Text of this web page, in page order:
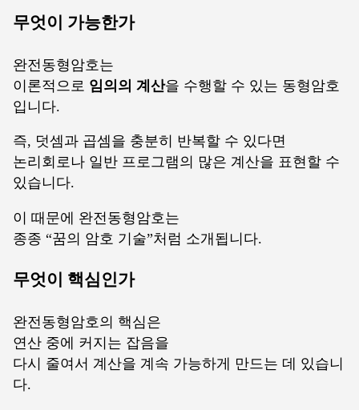
무엇이 가능한가
완전동형암호는
이론적으로 임의의 계산을 수행할 수 있는 동형암호
입니다.
즉, 덧셈과 곱셈을 충분히 반복할 수 있다면
논리회로나 일반 프로그램의 많은 계산을 표현할 수
있습니다.
이 때문에 완전동형암호는
종종 “꿈의 암호 기술”처럼 소개됩니다.
무엇이 핵심인가
완전동형암호의 핵심은
연산 중에 커지는 잡음을
다시 줄여서 계산을 계속 가능하게 만드는 데 있습니
다.